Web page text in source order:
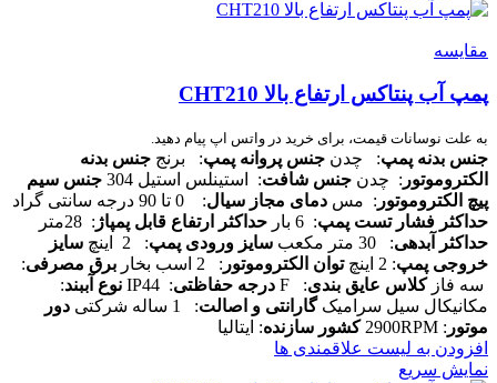
مقایسه
پمپ آب پنتاکس ارتفاع بالا CHT210
به علت نوسانات قیمت، برای خرید در واتس اپ پیام دهید.
جنس بدنه پمپ: چدن جنس پروانه پمپ: برنج جنس بدنه
الکتروموتور : چدن جنس شافت: استینلس استیل 304
جنس سیم
پیچ الکتروموتور : مس دمای مجاز سیال: 0 تا 90 درجه سانتی گراد
حداکثر فشار تست پمپ: 6 بار حداکثر ارتفاع قابل پمپاژ : 28متر
حداکثر آبدهی: 30 متر مکعب سایز ورودی پمپ: 2 اینچ
سایز
خروجی پمپ: 2 اینچ توان الکتروموتور : 2 اسب بخار برق مصرفی:
سه فازکلاس عایق بندی: F درجه حفاظتی: IP44 نوع آببند:
مکانیکال سیل سرامیکگارانتی و اصالت: 1 ساله شرکتی
دور
موتور : 2900RPM کشور سازنده: ایتالیا
افزودن به لیست علاقمندی ها
نمایش سریع